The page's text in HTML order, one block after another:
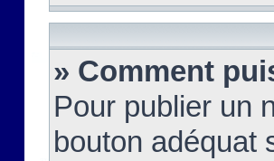
» Comment
Pour publier un
bouton adéquat